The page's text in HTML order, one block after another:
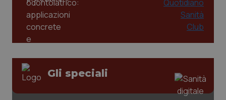
Gli speciali
tracking-sites-ironfish-
www.quotidianosanita.it